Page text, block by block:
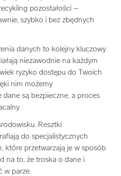
pozostałości –
szybko i bez zbędnych
danych to kolejny kluczowy
niezawodnie na każdym
ryzyko dostępu do Twoich
nim możemy
dane są bezpieczne, a proces
Resztki
do specjalistycznych
które przetwarzają je w sposób
na to, że troska o dane i
w parze.